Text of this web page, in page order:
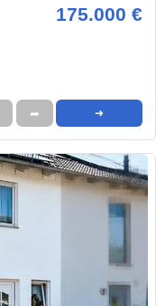
175.000 €
➦ ➜